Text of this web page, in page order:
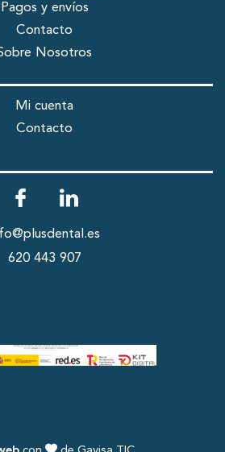
Pagos y envíos
Contacto
Nosotros
Mi cuenta
Contacto
620 443 907